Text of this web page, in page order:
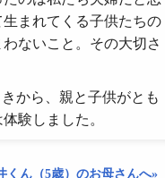
まれてくる子供たちの
ないこと。その大切さ
から、親と子供がとも
験しました。
くん（5歳）のお母さんへ»